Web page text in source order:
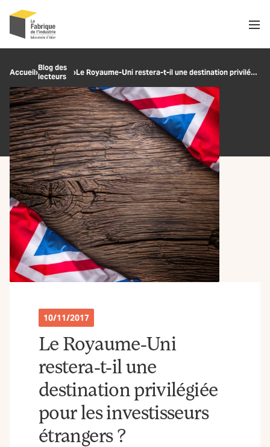
Recherche
Accueil›Blog des
lecteurs
› Le Royaume-Uni restera-t-il une destination privilégiée pour les investisseurs étrangers ?
10/11/2017
Le Royaume-Uni
restera-t-il une
destination privilégiée
pour les investisseurs
étrangers ?